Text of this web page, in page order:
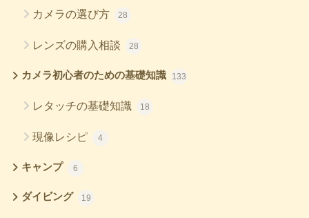
カメラの選び方 28
レンズの購入相談 28
カメラ初心者のための基礎知識 133
レタッチの基礎知識 18
現像レシピ 4
キャンプ 6
ダイビング 19